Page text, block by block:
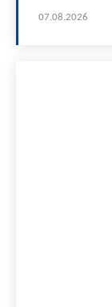
07.08.2026